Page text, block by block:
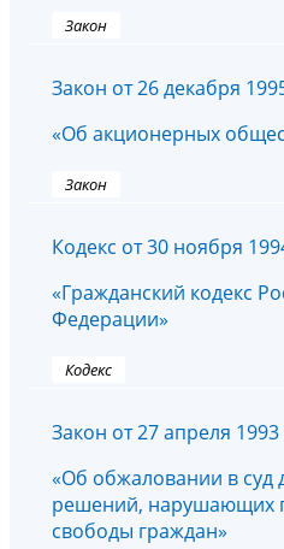
Закон
Закон от 26 декабря
«Об акционерных
Закон
Кодекс от 30 ноября
«Гражданский кодекс
Федерации»
Кодекс
Закон от 27 апреля
«Об обжаловании в суд
решений, нарушающих
свободы граждан»